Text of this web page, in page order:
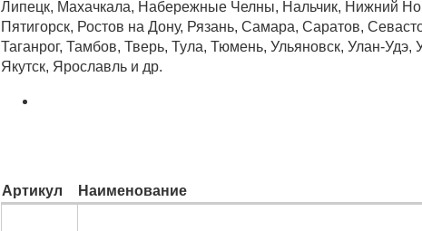
Липецк, Махачкала, Набережные Челны, Нальчик, Нижний
Пятигорск, Ростов на Дону, Рязань, Самара, Саратов,
Таганрог, Тамбов, Тверь, Тула, Тюмень, Ульяновск, Улан-
Якутск, Ярославль и др.
Артикул Наименование